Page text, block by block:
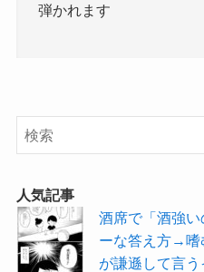
弾かれます
人気記事
酒席で「酒強
ーな答え方→嗜
が謙遜して言う